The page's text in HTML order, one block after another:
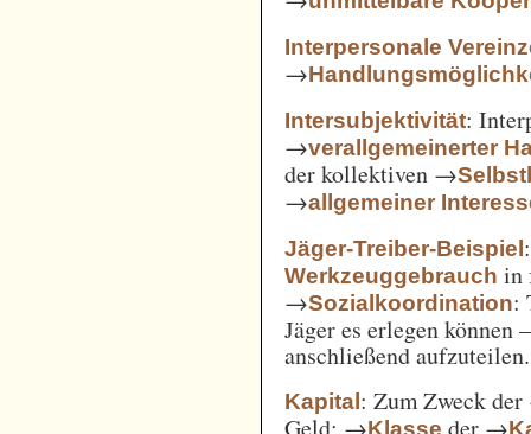
Interpersonale
→
Intersubjektivität:
→verallgemeinerter
der kollektiven →
→allgemeiner
Jäger-Treiber-Beispiel
Werkzeuggebrauch in
→Sozialkoordination:
Jäger es erlegen
anschließend aufzuteilen.
Kapital: Zum Zweck
Geld; →Klasse der →